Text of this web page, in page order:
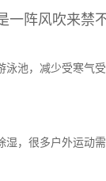
阵风吹来禁
池，减少受寒气
，很多户外运动